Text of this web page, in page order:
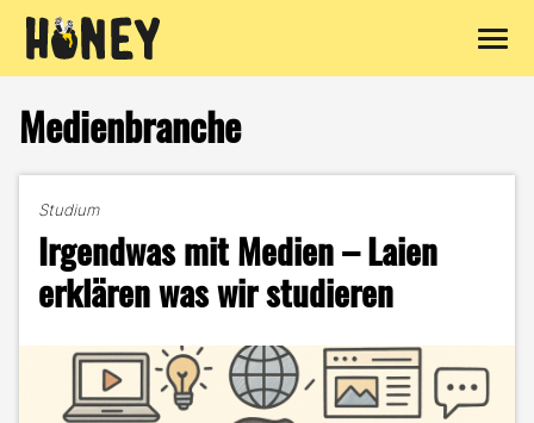
Inhalt
springen
Medienbranche
Studium
Irgendwas mit Medien – Laien
erklären was wir studieren